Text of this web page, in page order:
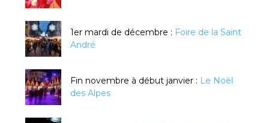
1er mardi de décembre : Foire de la Saint
André
Fin novembre à début janvier : Le Noël
des Alpes